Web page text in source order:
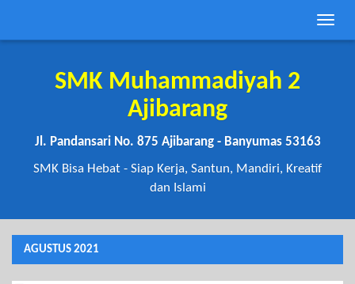
Toggle
SMK Muhammadiyah 2
Ajibarang
Jl. Pandansari No. 875 Ajibarang - Banyumas 53163
SMK Bisa Hebat - Siap Kerja, Santun, Mandiri, Kreatif
dan Islami
AGUSTUS 2021